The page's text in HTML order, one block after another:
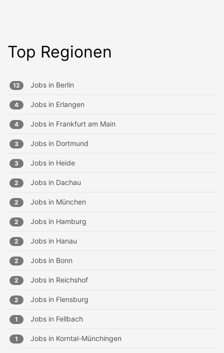
Top Regionen
12 Jobs in Berlin
4 Jobs in Erlangen
4 Jobs in Frankfurt am Main
3 Jobs in Dortmund
3 Jobs in Heide
2 Jobs in Dachau
2 Jobs in München
2 Jobs in Hamburg
2 Jobs in Hanau
2 Jobs in Bonn
2 Jobs in Reichshof
2 Jobs in Flensburg
1 Jobs in Fellbach
1 Jobs in Korntal-Münchingen